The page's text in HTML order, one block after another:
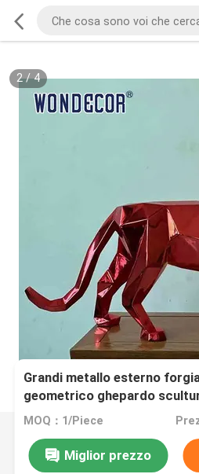
2/4
Grandi metallo esterno
geometrico ghepardo
inossidabile
MOQ：1/Piece
Miglior prezzo